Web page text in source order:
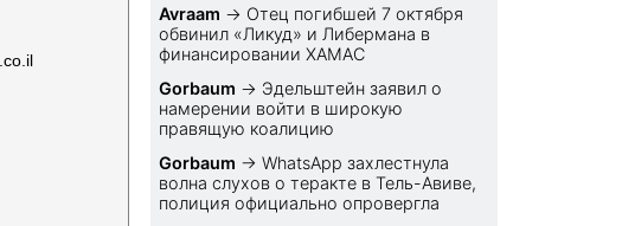
Avraam → Отец погибшей 7 октября
обвинил «Ликуд» и Либермана в
финансировании ХАМАС
Gorbaum → Эдельштейн заявил о
намерении войти в широкую
правящую коалицию
Gorbaum →WhatsApp захлестнула
волна слухов о теракте в Тель-Авиве,
полиция официально опровергла